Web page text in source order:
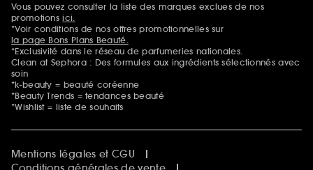
Mentions additionnelles
Vous pouvez consulter la liste des marques exclues de nos
promotionsici.
*Voir conditions de nos offres promotionnelles sur
la page Bons Plans Beauté.
*Exclusivité dans le réseau de parfumeries nationales.
Clean at Sephora : Des formules aux ingrédients sélectionnés avec
soin
*k-beauty = beauté coréenne
*Beauty Trends = tendances beauté
*Wishlist = liste de souhaits
Mentions légales et CGU